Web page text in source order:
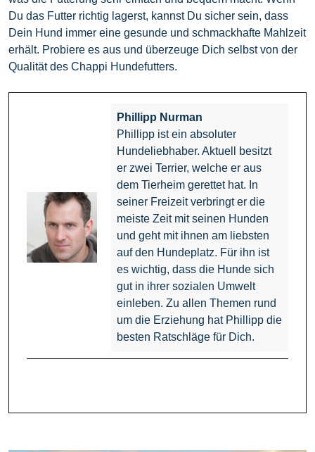
Du das Futter richtig lagerst, kannst Du sicher sein, dass
Dein Hund immer eine gesunde und schmackhafte Mahlzeit
erhält. Probiere es aus und überzeuge Dich selbst von der
Qualität des Chappi Hundefutters.
Phillipp Nurman
Phillipp ist ein absoluter
Hundeliebhaber. Aktuell besitzt
er zwei Terrier, welche er aus
dem Tierheim gerettet hat. In
seiner Freizeit verbringt er die
meiste Zeit mit seinen Hunden
und geht mit ihnen am liebsten
auf den Hundeplatz. Für ihn ist
es wichtig, dass die Hunde sich
gut in ihrer sozialen Umwelt
einleben. Zu allen Themen rund
um die Erziehung hat Phillipp die
besten Ratschläge für Dich.